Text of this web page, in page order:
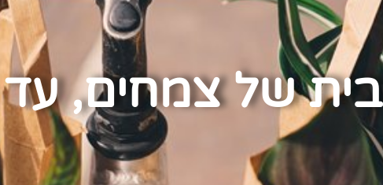
בית של צמחים,